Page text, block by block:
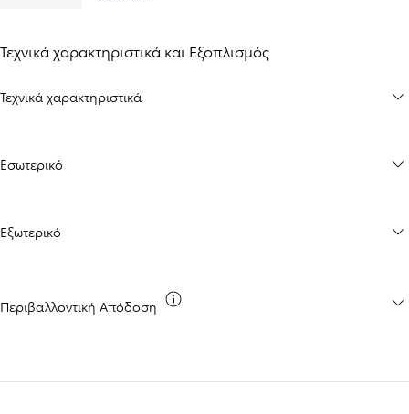
Τεχνικά χαρακτηριστικά και Εξοπλισμός
Τεχνικά χαρακτηριστικά
Εσωτερικό
Εξωτερικό
Περιβαλλοντική Απόδοση